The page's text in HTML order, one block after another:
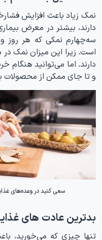
نمک زیاد باعث افزایش
دارند، بیشتر در معرض
سه‌چهارم نمکی که هر روز
است. زیرا این میزان نمک در
دارند. اما می‌توانید هنگام
و تا جای ممکن از محصولات
سعی کنید در وعده‌های
بدترین عادت های
تنها چیزی که می‌خورید،